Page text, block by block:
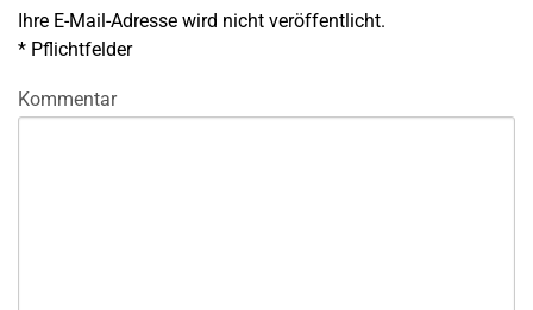
Ihre E-Mail-Adresse wird nicht veröffentlicht.
* Pflichtfelder
Kommentar